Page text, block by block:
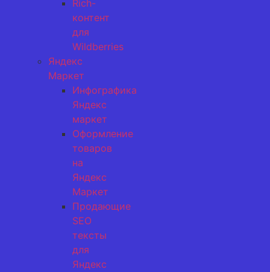
Rich-
контент
для
Wildberries
Яндекс
Маркет
Инфографика
Яндекс
маркет
Оформление
товаров
на
Яндекс
Маркет
Продающие
SEO
тексты
для
Яндекс